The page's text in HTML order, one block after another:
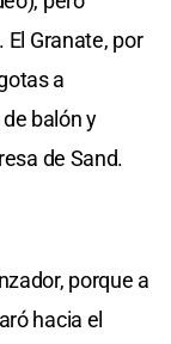
El Granate, por
a
balón y
de Sand.
porque a
hacia el